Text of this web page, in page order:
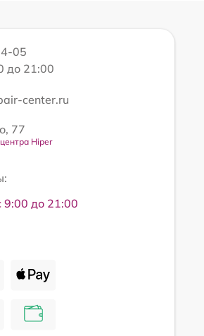
05
до 21:00
center.ru
77
Hiper
9:00 до 21:00